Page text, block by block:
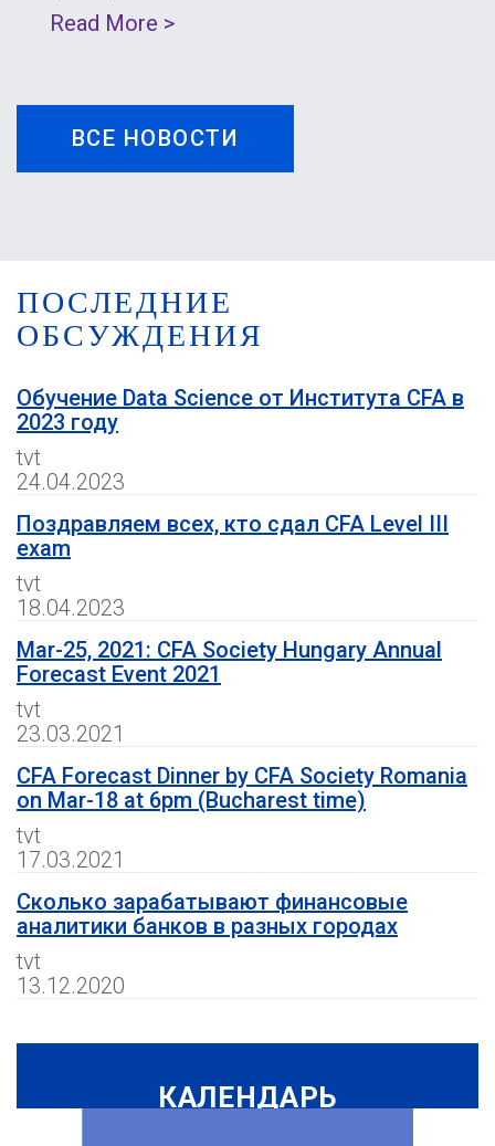
Read More >
ВСЕ НОВОСТИ
ПОСЛЕДНИЕ
ОБСУЖДЕНИЯ
Обучение Data Science от Института CFA в
2023 году
tvt
24.04.2023
Поздравляем всех, кто сдал CFA Level III
exam
tvt
18.04.2023
Mar-25, 2021: CFA Society Hungary Annual
Forecast Event 2021
tvt
23.03.2021
CFA Forecast Dinner by CFA Society Romania
on Mar-18 at 6pm (Bucharest time)
tvt
17.03.2021
Сколько зарабатывают финансовые
аналитики банков в разных городах
tvt
13.12.2020
КАЛЕНДАРЬ